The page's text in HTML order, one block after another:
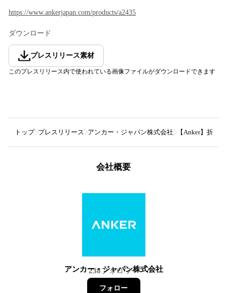
https://www.ankerjapan.com/products/a2435
ダウンロード
プレスリリース素材
このプレスリリース内で使われている画像ファイルがダウンロードできます
トップ プレスリリース アンカー・ジャパン株式会社 【Anker】折り
会社概要
アンカー・ジャパン株式会社
238フォロワー
フォロー